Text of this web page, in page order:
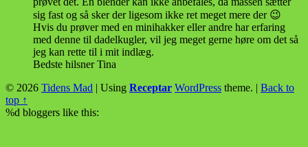
sig fast og så sker der ligesom ikke ret meget mere der 😉
Hvis du prøver med en minihakker eller andre har erfaring
med denne til dadelkugler, vil jeg meget gerne høre om det så
jeg kan rette til i mit indlæg.
Bedste hilsner Tina
© 2026 Tidens Mad | Using Receptar WordPress theme. | Back to
top ↑
%d bloggers like this: